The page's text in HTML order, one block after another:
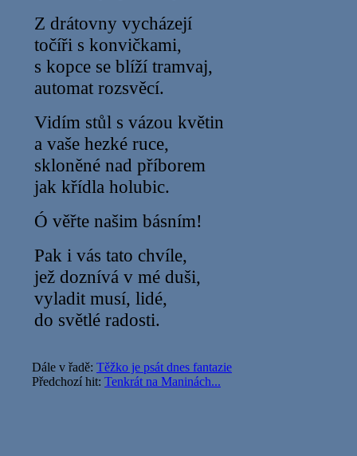
Z drátovny vycházejí
točíři s konvičkami,
s kopce se blíží tramvaj,
automat rozsvěcí.
Vidím stůl s vázou květin
a vaše hezké ruce,
skloněné nad příborem
jak křídla holubic.
Ó věřte našim básním!
Pak i vás tato chvíle,
jež doznívá v mé duši,
vyladit musí, lidé,
do světlé radosti.
Dále v řadě: Těžko je psát dnes fantazie
Předchozí hit: Tenkrát na Maninách...